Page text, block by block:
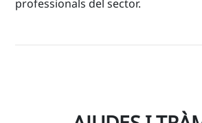
professionals del sector.